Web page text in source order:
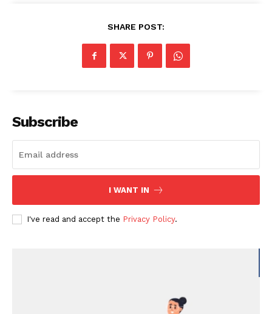
SHARE POST:
Subscribe
I WANT IN
I've read and accept the Privacy Policy.